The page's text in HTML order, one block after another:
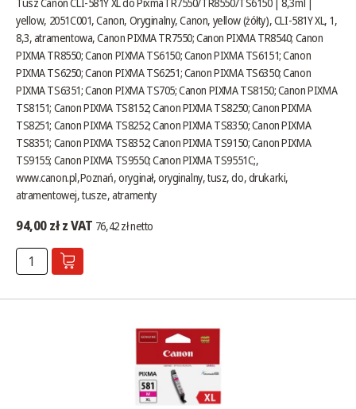
yellow, 2051C001, Canon, Oryginalny, Canon, yellow (żółty), CLI-581Y XL, 1,
8,3, atramentowa, Canon PIXMA TR7550; Canon PIXMA TR8540; Canon
PIXMA TR8550; Canon PIXMA TS6150; Canon PIXMA TS6151; Canon
PIXMA TS6250; Canon PIXMA TS6251; Canon PIXMA TS6350; Canon
PIXMA TS6351; Canon PIXMA TS705; Canon PIXMA TS8150; Canon PIXMA
TS8151; Canon PIXMA TS8152; Canon PIXMA TS8250; Canon PIXMA
TS8251; Canon PIXMA TS8252; Canon PIXMA TS8350; Canon PIXMA
TS8351; Canon PIXMA TS8352; Canon PIXMA TS9150; Canon PIXMA
TS9155; Canon PIXMA TS9550; Canon PIXMA TS9551C;,
www.canon.pl,Poznań, oryginał, oryginalny, tusz, do, drukarki,
atramentowej, tusze, atramenty
94,00 zł z VAT 76,42 zł netto